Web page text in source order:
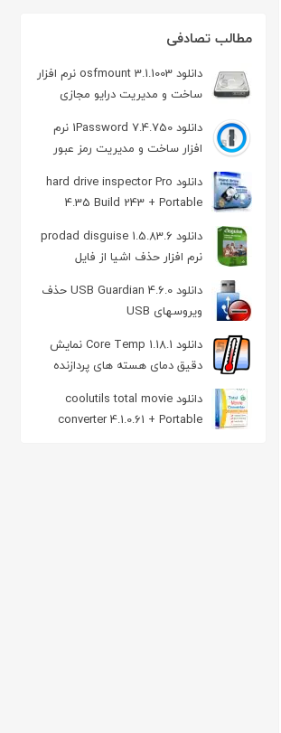
مطالب تصادفی
دانلود osfmount 3.1.1003 نرم افزار
ساخت و مدیریت درایو مجازی
دانلود 1Password 7.4.750 نرم
افزار ساخت و مدیریت رمز عبور
دانلود hard drive inspector Pro
4.35 Build 243 + Portable
مدیریت هارد دیسک
دانلود prodad disguise 1.5.83.6
نرم افزار حذف اشیا از فایل
ویدیویی
دانلود USB Guardian 4.6.0 حذف
ویروسهای USB
دانلود Core Temp 1.18.1 نمایش
دقیق دمای هسته های پردازنده
دانلود coolutils total movie
converter 4.1.0.61 + Portable